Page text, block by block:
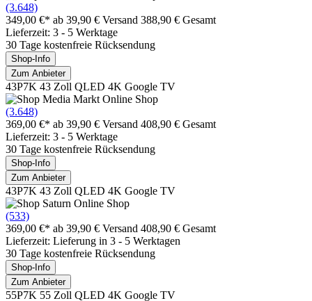
(3.648)
349,00 €* ab 39,90 € Versand 388,90 € Gesamt
Lieferzeit: 3 - 5 Werktage
30 Tage kostenfreie Rücksendung
Shop-Info
Zum Anbieter
43P7K 43 Zoll QLED 4K Google TV
(3.648)
369,00 €* ab 39,90 € Versand 408,90 € Gesamt
Lieferzeit: 3 - 5 Werktage
30 Tage kostenfreie Rücksendung
Shop-Info
Zum Anbieter
43P7K 43 Zoll QLED 4K Google TV
(533)
369,00 €* ab 39,90 € Versand 408,90 € Gesamt
Lieferzeit: Lieferung in 3 - 5 Werktagen
30 Tage kostenfreie Rücksendung
Shop-Info
Zum Anbieter
55P7K 55 Zoll QLED 4K Google TV